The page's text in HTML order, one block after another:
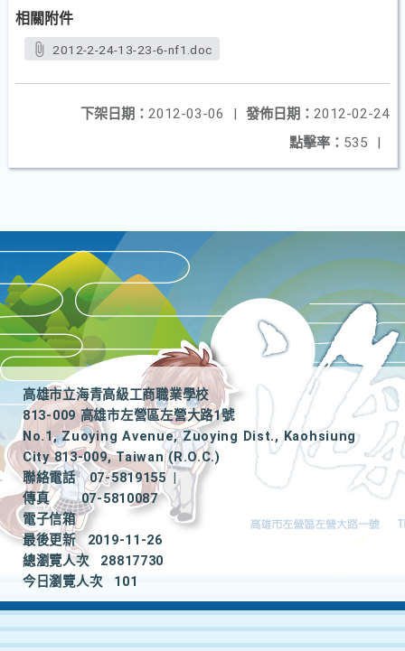
相關附件
2012-2-24-13-23-6-nf1.doc
發佈日期： 2012-02-24
下架日期： 2012-03-06
|
點擊率： 535 |
高雄市立海青高級工商職業學校
813-009 高雄市左營區左營大路1號
No.1, Zuoying Avenue, Zuoying Dist., Kaohsiung
City 813-009, Taiwan (R.O.C.)
聯絡電話
07-5819155
|
傳真
07-5810087
電子信箱
最後更新
2019-11-26
總瀏覽人次
28817730
今日瀏覽人次
101